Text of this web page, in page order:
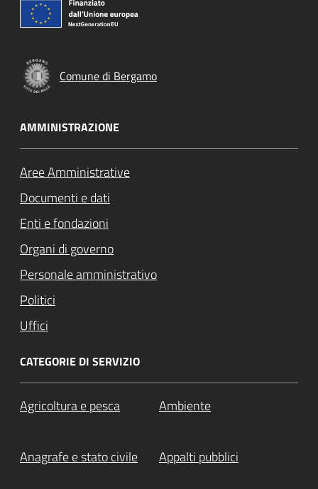
Comune di Bergamo
AMMINISTRAZIONE
Aree Amministrative
Documenti e dati
Enti e fondazioni
Organi di governo
Personale amministrativo
Politici
Uffici
CATEGORIE DI SERVIZIO
Agricoltura e pesca Ambiente
Anagrafe e stato civile Appalti pubblici